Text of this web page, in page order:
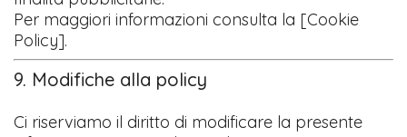
Per maggiori informazioni consulta la [Cookie
Policy].
9. Modifiche alla policy
Ci riserviamo il diritto di modificare la presente